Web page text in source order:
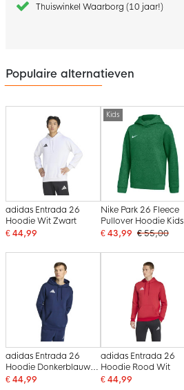
Thuiswinkel Waarborg (10 jaar!)
Populaire alternatieven
adidas Entrada 26
Hoodie Wit Zwart
€ 44,99
Kids
Nike Park 26 Fleece
Pullover Hoodie Kids
Donkergroen Wit
€ 43,99 € 55,00
adidas Entrada 26
Hoodie Donkerblauw
Wit
€ 44,99
adidas Entrada 26
Hoodie Rood Wit
€ 44,99